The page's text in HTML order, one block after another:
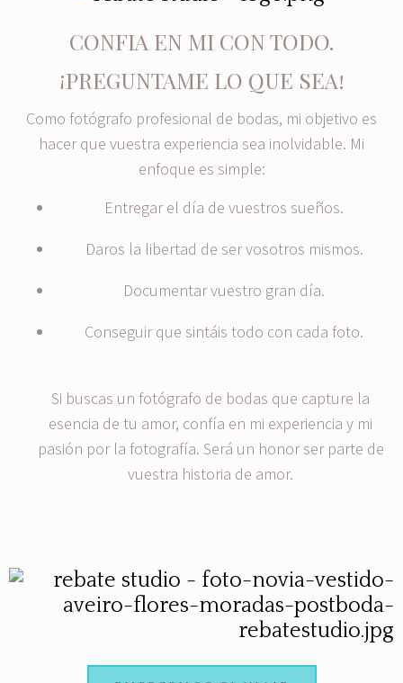
CONFIA EN MI CON TODO.
¡PREGUNTAME LO QUE SEA!
Como fotógrafo profesional de bodas, mi objetivo es
hacer que vuestra experiencia sea inolvidable. Mi
enfoque es simple:
Entregar el día de vuestros sueños.
Daros la libertad de ser vosotros mismos.
Documentar vuestro gran día.
Conseguir que sintáis todo con cada foto.
Si buscas un fotógrafo de bodas que capture la
esencia de tu amor, confía en mi experiencia y mi
pasión por la fotografía. Será un honor ser parte de
vuestra historia de amor.